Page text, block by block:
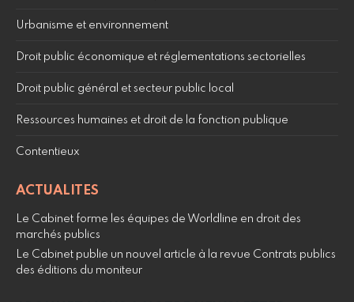
Urbanisme et environnement
Droit public économique et réglementations sectorielles
Droit public général et secteur public local
Ressources humaines et droit de la fonction publique
Contentieux
ACTUALITES
Le Cabinet forme les équipes de Worldline en droit des
marchés publics
Le Cabinet publie un nouvel article à la revue Contrats publics
des éditions du moniteur